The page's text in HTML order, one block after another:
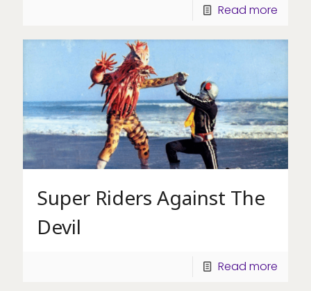
Read more
Super Riders Against The
Devil
Read more